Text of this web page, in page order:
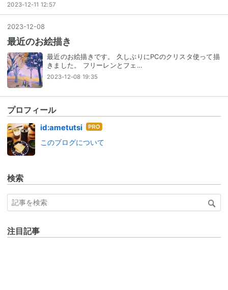
2023-12-11 12:57
2023-12-08
最近のお絵描き
最近のお絵描きです。 久しぶりにPCのクリスタ使って描
きました。 フリーレンとフェ…
2023-12-08 19:35
プロフィール
id:ametutsi はて
ログ
このブログについて
検索
注目記事